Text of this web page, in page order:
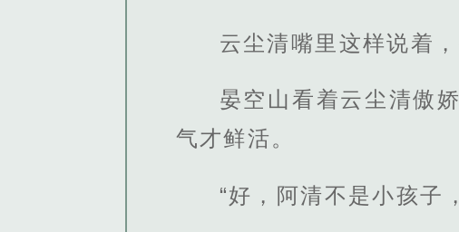
云尘清嘴里这样说着
晏空山看着云尘清傲
气才鲜活。
“好，阿清不是小孩子